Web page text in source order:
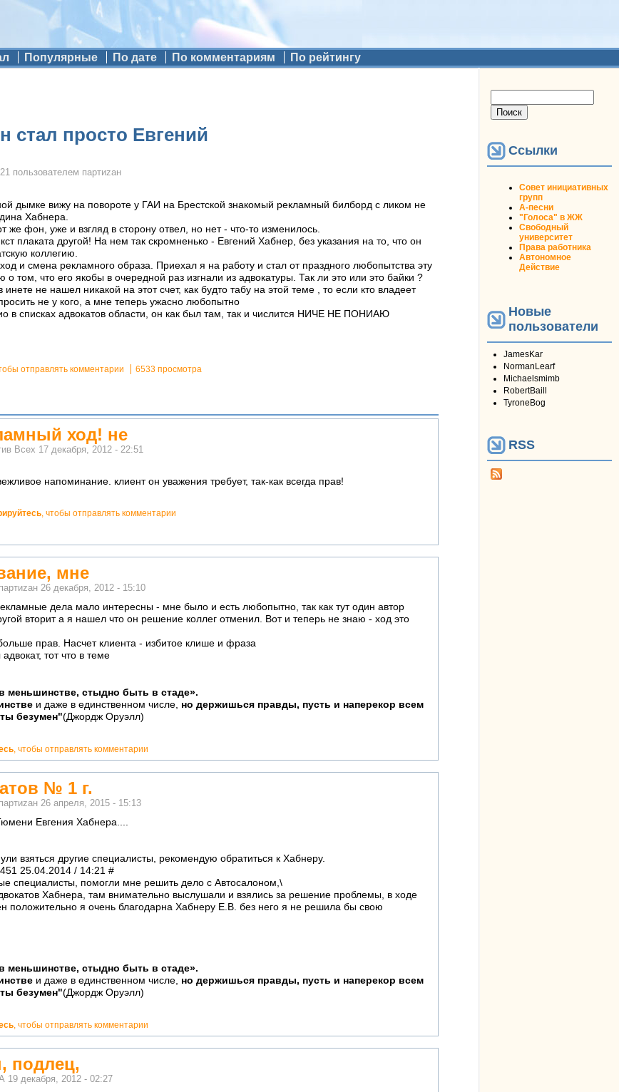
Популярные По дате По комментариям По рейтингу
стал просто Евгений
пользователем партиzан
дымке вижу на повороте у ГАИ на Брестской знакомый рекламный билборд с ликом не
Хабнера.
же фон, уже и взгляд в сторону отвел, но нет - что-то изменилось.
плаката другой! На нем так скромненько - Евгений Хабнер, без указания на то, что он
коллегию.
и смена рекламного образа. Приехал я на работу и стал от праздного любопытства эту
том, что его якобы в очередной раз изгнали из адвокатуры. Так ли это или это байки ?
не нашел никакой на этот счет, как будто табу на этой теме , то если кто владеет
не у кого, а мне теперь ужасно любопытно
в списках адвокатов области, он как был там, так и числится НИЧЕ НЕ ПОНИАЮ
отправлять комментарии 6533 просмотра
ход! не
Всех 17 декабря, 2012 - 22:51
напоминание. клиент он уважения требует, так-как всегда прав!
, чтобы отправлять комментарии
мне
партиzан 26 декабря, 2012 - 15:10
дела мало интересны - мне было и есть любопытно, так как тут один автор
вторит а я нашел что он решение коллег отменил. Вот и теперь не знаю - ход это
прав. Насчет клиента - избитое клише и фраза
тот что в теме
меньшинстве, стыдно быть в стаде».
и даже в единственном числе, но держишься правды, пусть и наперекор всем
ты безумен"(Джордж Оруэлл)
, чтобы отправлять комментарии
№ 1 г.
партиzан 26 апреля, 2015 - 15:13
Евгения Хабнера....
взяться другие специалисты, рекомендую обратиться к Хабнеру.
25.04.2014 / 14:21 #
специалисты, помогли мне решить дело с Автосалоном,\
Хабнера, там внимательно выслушали и взялись за решение проблемы, в ходе
положительно я очень благодарна Хабнеру Е.В. без него я не решила бы свою
меньшинстве, стыдно быть в стаде».
и даже в единственном числе, но держишься правды, пусть и наперекор всем
ты безумен"(Джордж Оруэлл)
, чтобы отправлять комментарии
подлец,
19 декабря, 2012 - 02:27
Ссылки
Совет инициативных
групп
А-песни
"Голоса" в ЖЖ
Свободный
университет
Права работника
Автономное
Действие
Новые
пользователи
JamesKar
NormanLearf
Michaelsmimb
RobertBaill
TyroneBog
RSS